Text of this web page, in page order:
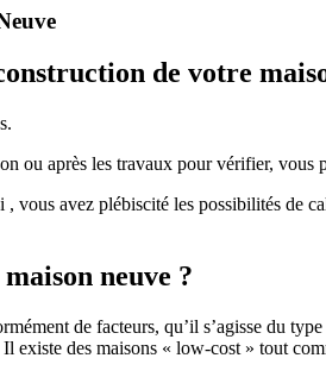
de votre
ou après les travaux pour vérifier,
, vous avez plébiscité les possibilités
neuve ?
de facteurs, qu’il s’agisse du
existe des maisons « low-cost » tout